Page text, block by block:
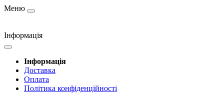
Меню
Інформація
Інформація
Доставка
Оплата
Політика конфіденційності